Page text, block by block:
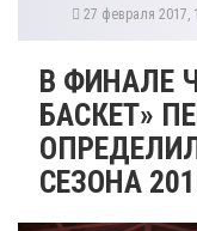
27 февраля 2017,
В ФИНАЛЕ
БАСКЕТ»
СЕЗОНА